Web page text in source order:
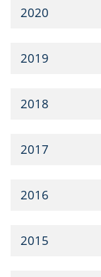
2020
2019
2018
2017
2016
2015